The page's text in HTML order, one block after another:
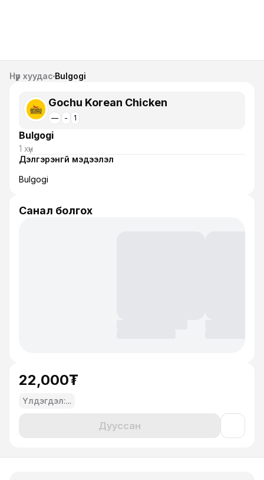
Нүүр хуудас Bulgogi
Gochu Korean Chicken
— - 1
Bulgogi
1 хүн
Дэлгэрэнгүй мэдээлэл
Bulgogi
Санал болгох
22,000₮
Үлдэгдэл:...
Дууссан